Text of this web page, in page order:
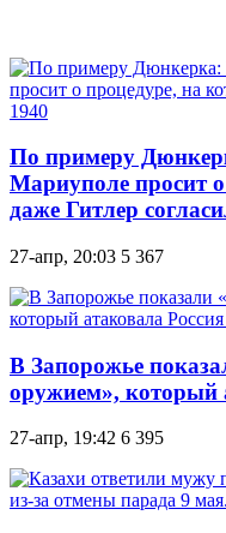
По примеру
Мариуполе просит
даже Гитлер
27-апр, 20:03 5 367
В Запорожье
оружием», который
27-апр, 19:42 6 395